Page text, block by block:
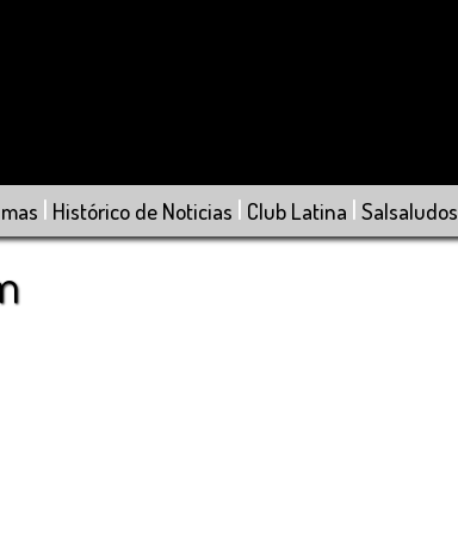
| Histórico de Noticias | Club Latina | Salsaludos